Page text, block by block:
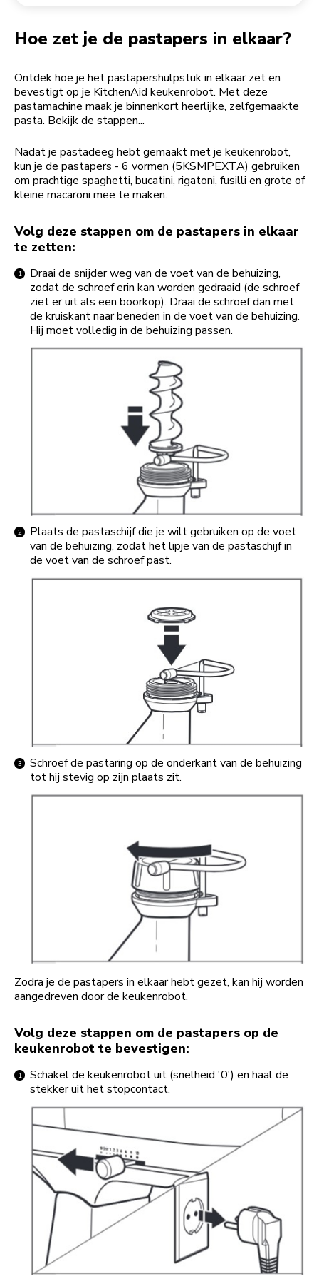
Hoe zet je de pastapers in elkaar?
Ontdek hoe je het pastapershulpstuk in elkaar zet en
bevestigt op je KitchenAid keukenrobot. Met deze
pastamachine maak je binnenkort heerlijke, zelfgemaakte
pasta. Bekijk de stappen...
Nadat je pastadeeg hebt gemaakt met je keukenrobot,
kun je de pastapers - 6 vormen (5KSMPEXTA) gebruiken
om prachtige spaghetti, bucatini, rigatoni, fusilli en grote of
kleine macaroni mee te maken.
Volg deze stappen om de pastapers in elkaar
te zetten:
Draai de snijder weg van de voet van de behuizing,
zodat de schroef erin kan worden gedraaid (de schroef
ziet er uit als een boorkop). Draai de schroef dan met
de kruiskant naar beneden in de voet van de behuizing.
Hij moet volledig in de behuizing passen.
Plaats de pastaschijf die je wilt gebruiken op de voet
van de behuizing, zodat het lipje van de pastaschijf in
de voet van de schroef past.
Schroef de pastaring op de onderkant van de behuizing
tot hij stevig op zijn plaats zit.
Zodra je de pastapers in elkaar hebt gezet, kan hij worden
aangedreven door de keukenrobot.
Volg deze stappen om de pastapers op de
keukenrobot te bevestigen:
Schakel de keukenrobot uit (snelheid '0') en haal de
stekker uit het stopcontact.